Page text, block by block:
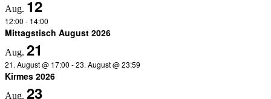
Aug. 12
12:00 - 14:00
Mittagstisch August 2026
Aug. 21
21. August @ 17:00 -23. August @ 23:59
Kirmes 2026
Aug. 23